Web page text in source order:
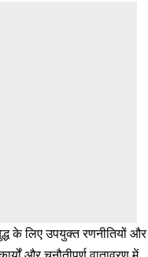
के लिए उपयुक्त रणनीतियों और